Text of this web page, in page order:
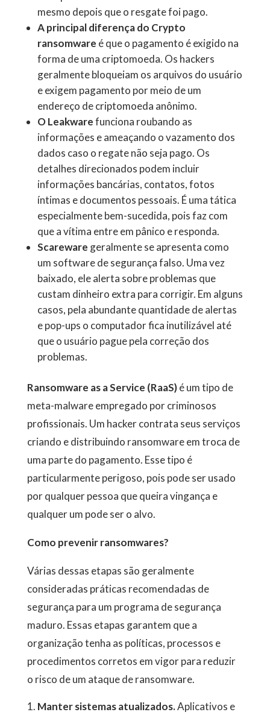
mesmo depois que o resgate foi pago.
A principal diferença do Crypto
ransomware é que o pagamento é exigido na
forma de uma criptomoeda. Os hackers
geralmente bloqueiam os arquivos do usuário
e exigem pagamento por meio de um
endereço de criptomoeda anônimo.
O Leakwarefunciona roubando as
informações e ameaçando o vazamento dos
dados caso o regate não seja pago. Os
detalhes direcionados podem incluir
informações bancárias, contatos, fotos
íntimas e documentos pessoais. É uma tática
especialmente bem-sucedida, pois faz com
que a vítima entre em pânico e responda.
Scareware geralmente se apresenta como
um software de segurança falso. Uma vez
baixado, ele alerta sobre problemas que
custam dinheiro extra para corrigir. Em alguns
casos, pela abundante quantidade de alertas
e pop-ups o computador fica inutilizável até
que o usuário pague pela correção dos
problemas.
Ransomware as a Service (RaaS)é um tipo de
meta-malware empregado por criminosos
profissionais. Um hacker contrata seus serviços
criando e distribuindo ransomware em troca de
uma parte do pagamento. Esse tipo é
particularmente perigoso, pois pode ser usado
por qualquer pessoa que queira vingança e
qualquer um pode ser o alvo.
Como prevenir ransomwares?
Várias dessas etapas são geralmente
consideradas práticas recomendadas de
segurança para um programa de segurança
maduro. Essas etapas garantem que a
organização tenha as políticas, processos e
procedimentos corretos em vigor para reduzir
o risco de um ataque de ransomware.
Manter sistemas atualizados.Aplicativos e